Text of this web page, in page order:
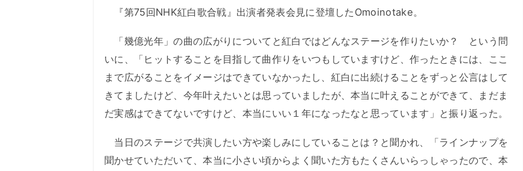
『第75回NHK紅白歌合戦』出演者発表会見に登壇したOmoinotake。
「幾億光年」の曲の広がりについてと紅白ではどんなステージを作りたいか？ という問
いに、「ヒットすることを目指して曲作りをいつもしていますけど、作ったときには、ここ
まで広がることをイメージはできていなかったし、紅白に出続けることをずっと公言はして
きてましたけど、今年叶えたいとは思っていましたが、本当に叶えることができて、まだま
だ実感はできてないですけど、本当にいい１年になったなと思っています」と振り返った。
当日のステージで共演したい方や楽しみにしていることは？と聞かれ、「ラインナップを
聞かせていただいて、本当に小さい頃からよく聞いた方もたくさんいらっしゃったので、本